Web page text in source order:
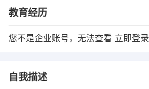
教育经历
您不是企业账号，无法查看 立即登录
自我描述